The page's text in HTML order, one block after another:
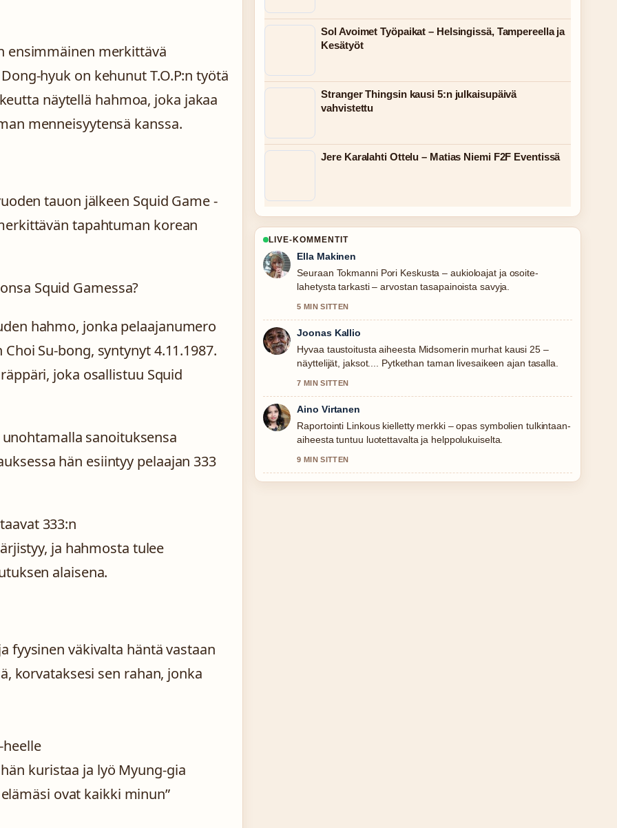
ensimmäinen merkittävä
hyuk on kehunut T.O.P:n työtä
näytellä hahmoa, joka jakaa
menneisyytensä kanssa.
tauon jälkeen Squid Game -
tapahtuman korean
Squid Gamessa?
hahmo, jonka pelaajanumero
Su-bong, syntynyt 4.11.1987.
joka osallistuu Squid
sanoituksensa
hän esiintyy pelaajan 333
333:n
ja hahmosta tulee
alaisena.
fyysinen väkivalta häntä vastaan
korvataksesi sen rahan, jonka
hän kuristaa ja lyö Myung-gia
ovat kaikki minun”
Sol Avoimet Työpaikat – Helsingissä, Tampereella ja
Kesätyöt
Stranger Thingsin kausi 5:n julkaisupäivä
vahvistettu
Jere Karalahti Ottelu – Matias Niemi F2F Eventissä
LIVE-KOMMENTIT
Ella Makinen
Seuraan Tokmanni Pori Keskusta – aukioloajat ja osoite-
lahetysta tarkasti – arvostan tasapainoista savyja.
5 MIN SITTEN
Joonas Kallio
Hyvaa taustoitusta aiheesta Midsomerin murhat kausi 25 –
näyttelijät, jaksot.... Pytkethan taman livesaikeen ajan tasalla.
7 MIN SITTEN
Aino Virtanen
Raportointi Linkous kielletty merkki – opas symbolien tulkintaan-
aiheesta tuntuu luotettavalta ja helppolukuiselta.
9 MIN SITTEN